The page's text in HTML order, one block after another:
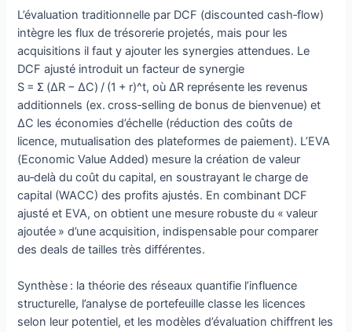
L’évaluation traditionnelle par DCF (discounted cash‑flow)
intègre les flux de trésorerie projetés, mais pour les
acquisitions il faut y ajouter les synergies attendues. Le
DCF ajusté introduit un facteur de synergie
S = Σ (ΔR − ΔC) / (1 + r)^t, où ΔR représente les revenus
additionnels (ex. cross‑selling de bonus de bienvenue) et
ΔC les économies d’échelle (réduction des coûts de
licence, mutualisation des plateformes de paiement). L’EVA
(Economic Value Added) mesure la création de valeur
au‑delà du coût du capital, en soustrayant le charge de
capital (WACC) des profits ajustés. En combinant DCF
ajusté et EVA, on obtient une mesure robuste du « valeur
ajoutée » d’une acquisition, indispensable pour comparer
des deals de tailles très différentes.
Synthèse : la théorie des réseaux quantifie l’influence
structurelle, l’analyse de portefeuille classe les licences
selon leur potentiel, et les modèles d’évaluation chiffrent les